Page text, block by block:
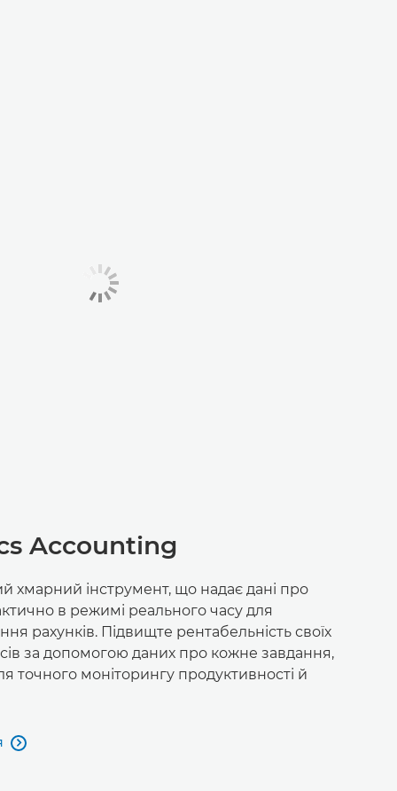
Accounting
хмарний інструмент, що надає дані про
в режимі реального часу для
рахунків. Підвищте рентабельність своїх
за допомогою даних про кожне завдання,
точного моніторингу продуктивності й
